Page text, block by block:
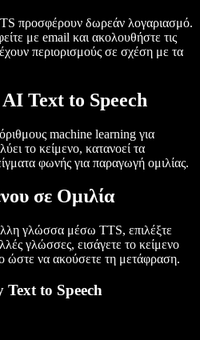
προσφέρουν δωρεάν λογαριασμό.
με email και ακολουθήστε τις
περιορισμούς σε σχέση με τα
AI Text to Speech
machine learning για
το κείμενο, κατανοεί τα
φωνής για παραγωγή ομιλίας.
σε Ομιλία
γλώσσα μέσω TTS, επιλέξτε
γλώσσες, εισάγετε το κείμενο
ώστε να ακούσετε τη μετάφραση.
Text to Speech